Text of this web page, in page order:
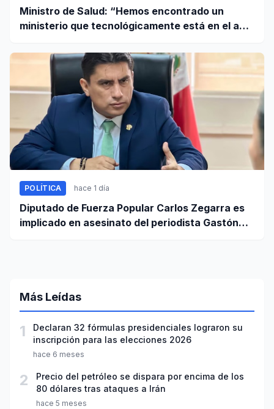
Ministro de Salud: “Hemos encontrado un
ministerio que tecnológicamente está en el año
POLÍTICA hace 1 día
Diputado de Fuerza Popular Carlos Zegarra es
implicado en asesinato del periodista Gastón
Más Leídas
1
Declaran 32 fórmulas presidenciales lograron su
inscripción para las elecciones 2026
hace 6 meses
2
Precio del petróleo se dispara por encima de los
80 dólares tras ataques a Irán
hace 5 meses